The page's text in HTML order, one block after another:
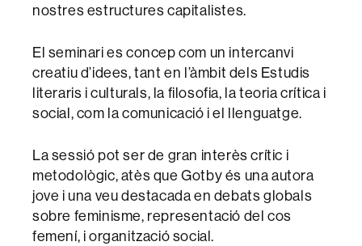
nostres estructures capitalistes.
El seminari es concep com un intercanvi
creatiu d’idees, tant en l’àmbit dels Estudis
literaris i culturals, la filosofia, la teoria crítica i
social, com la comunicació i el llenguatge.
La sessió pot ser de gran interès crític i
metodològic, atès que Gotby és una autora
jove i una veu destacada en debats globals
sobre feminisme, representació del cos
femení, i organització social.